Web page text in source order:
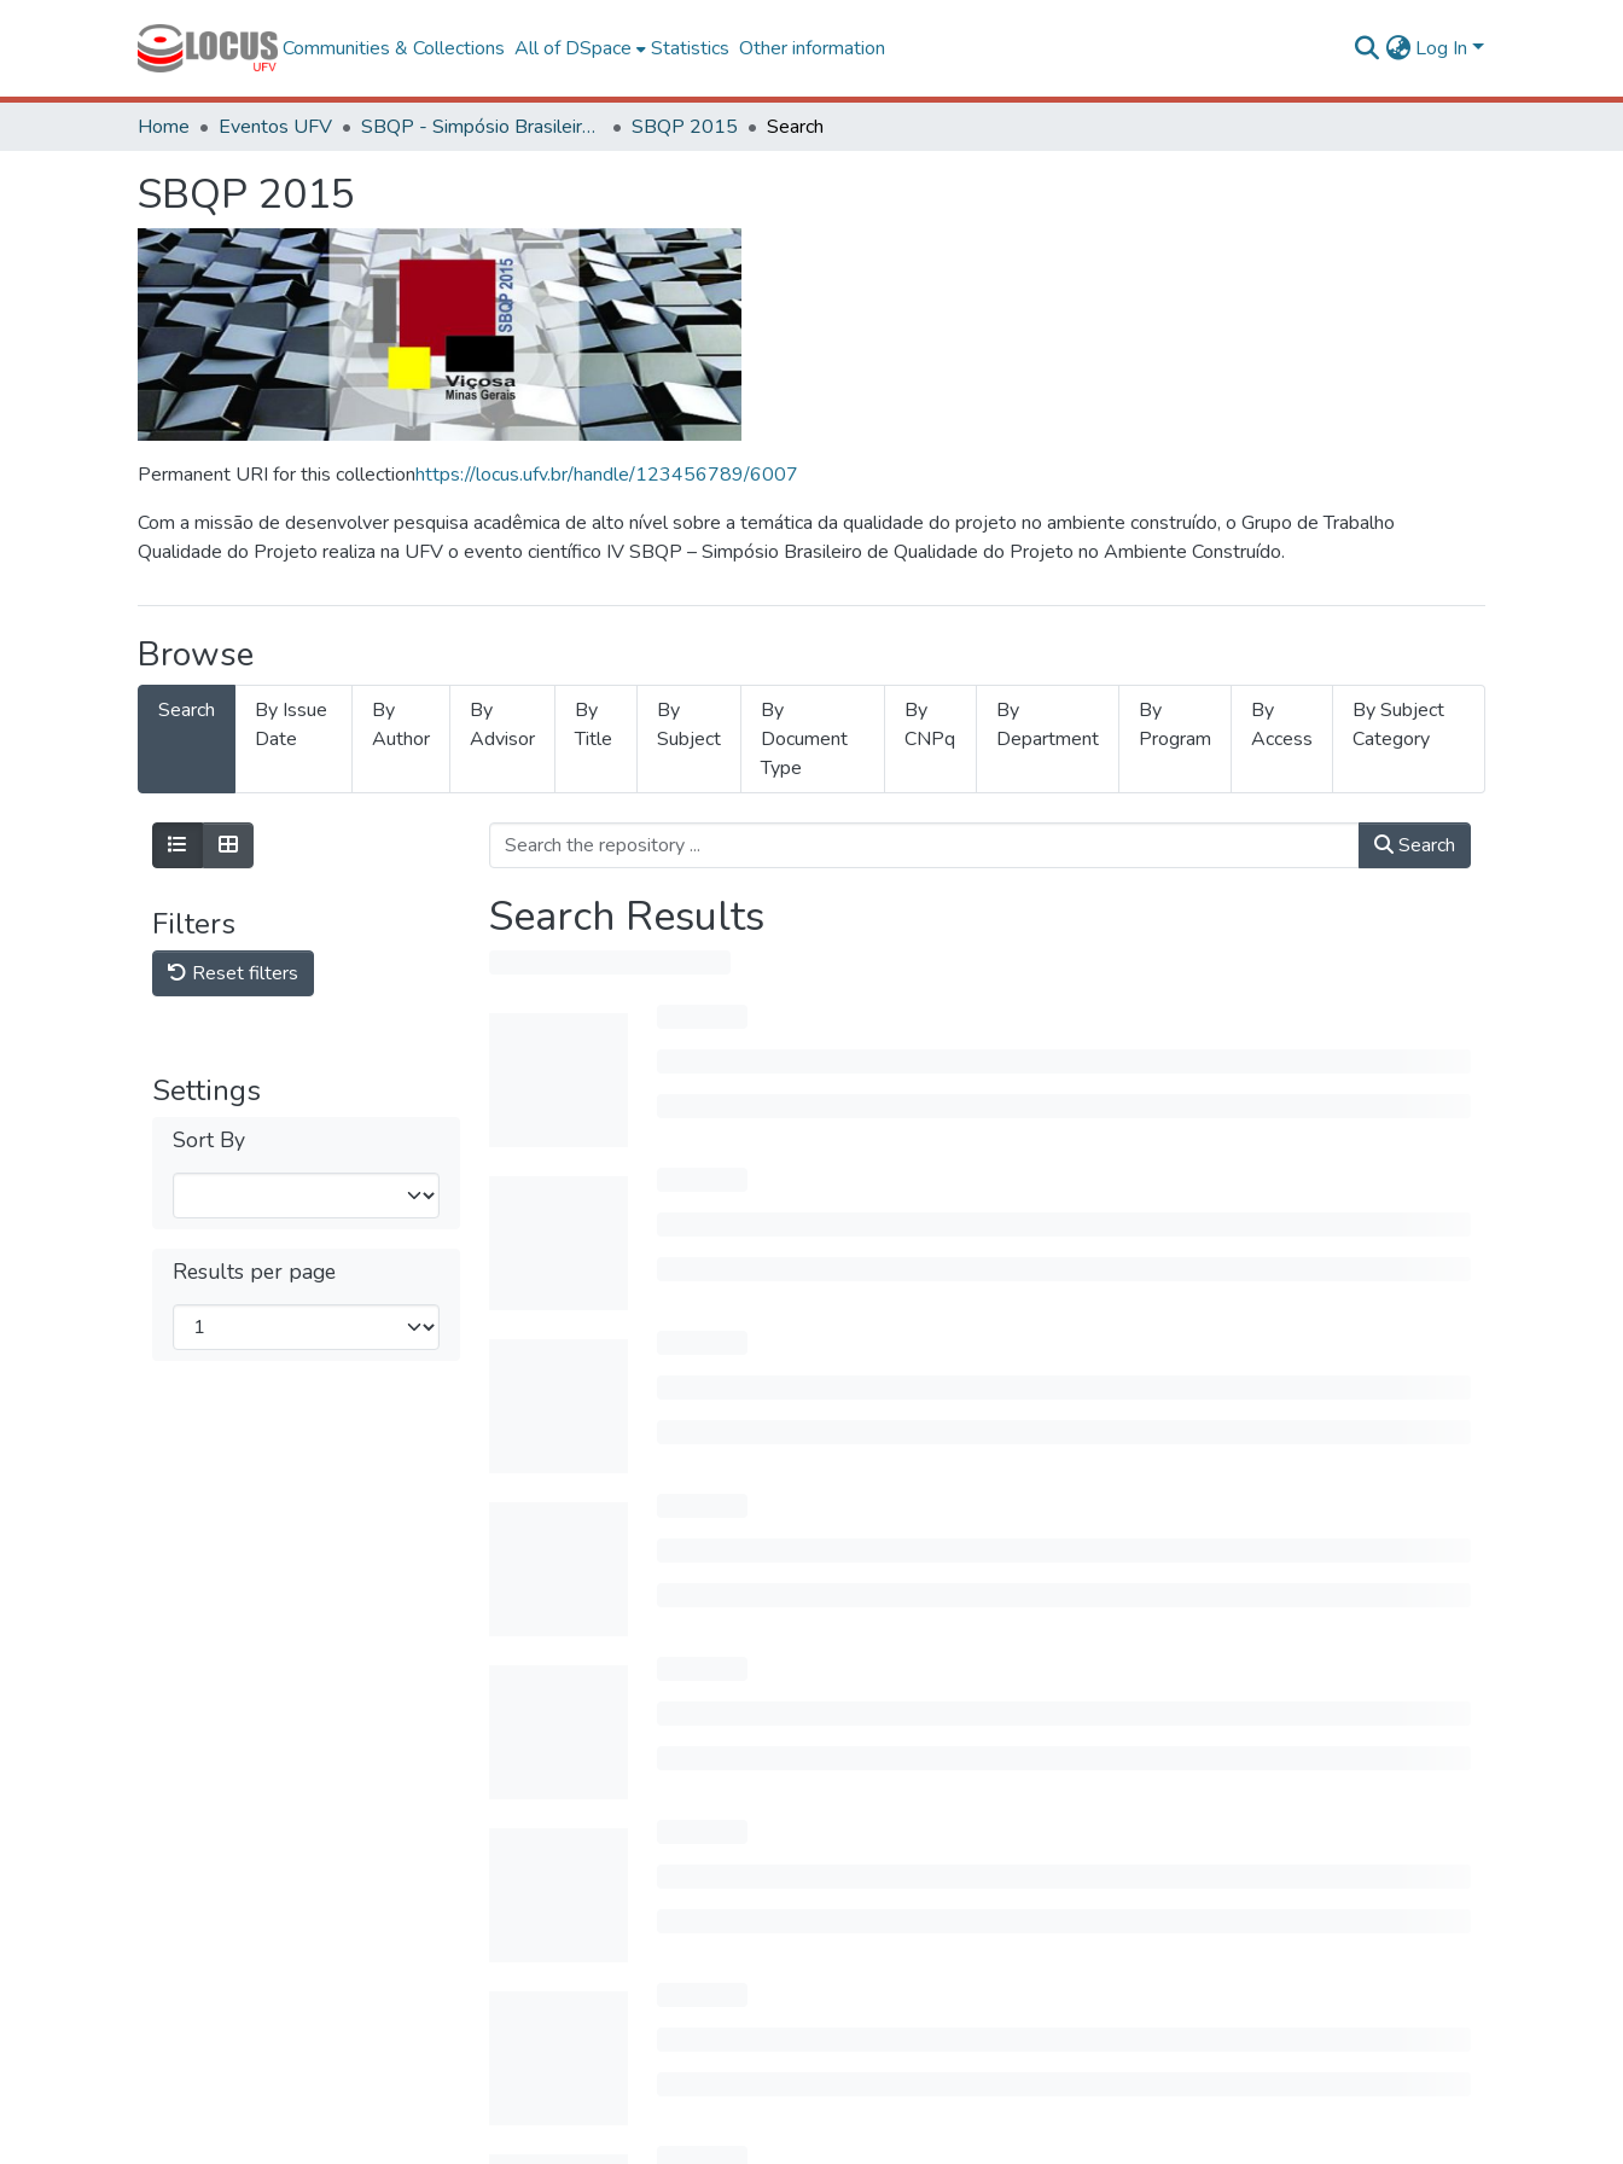
Communities & Collections All of DSpace Statistics Other information Log In
Home Eventos UFV SBQP - Simpósio Brasileiro de Qualidade do Projeto no Ambiente Construído SBQP 2015 Search
SBQP 2015
Permanent URI for this collectionhttps://locus.ufv.br/handle/123456789/6007
Com a missão de desenvolver pesquisa acadêmica de alto nível sobre a temática da qualidade do projeto no ambiente construído, o Grupo de Trabalho
Qualidade do Projeto realiza na UFV o evento científico IV SBQP – Simpósio Brasileiro de Qualidade do Projeto no Ambiente Construído.
Browse
Search
By Issue
Date
By
Author
By
Advisor
By
Title
By
Subject
By
Document
Type
By
CNPq
By
Department
By
Program
By
Access
By Subject
Category
Filters
Reset filters
Settings
Sort By
Results per page
Search
Search Results